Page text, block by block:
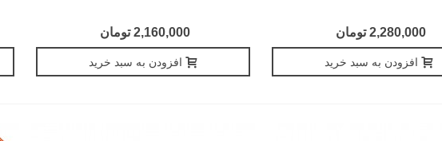
2,280,000 تومان
افزودن به سبد خرید
2,160,000 تومان
افزودن به سبد خرید